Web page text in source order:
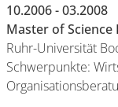
10.2006 - 03.2008
Master of Science
Ruhr-Universität
Schwerpunkte: